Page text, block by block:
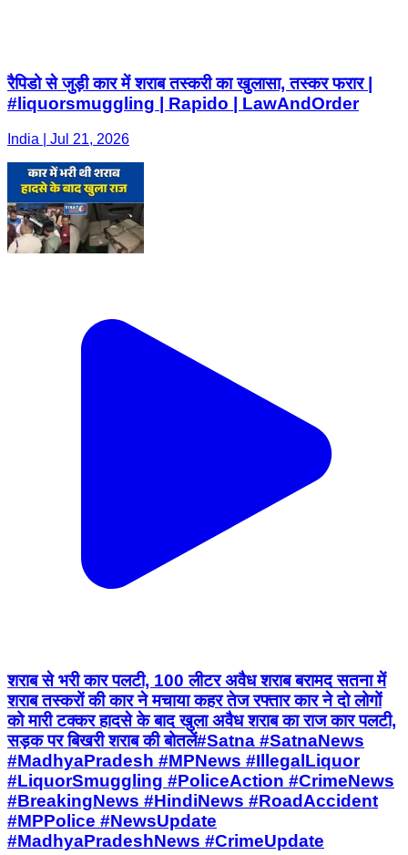
रैपिडो से जुड़ी कार में शराब तस्करी का खुलासा, तस्कर फरार |
#liquorsmuggling | Rapido | LawAndOrder
India | Jul 21, 2026
शराब से भरी कार पलटी, 100 लीटर अवैध शराब बरामद सतना में
शराब तस्करों की कार ने मचाया कहर तेज रफ्तार कार ने दो लोगों
को मारी टक्कर हादसे के बाद खुला अवैध शराब का राज कार पलटी,
सड़क पर बिखरी शराब की बोतलें#Satna #SatnaNews
#MadhyaPradesh #MPNews #IllegalLiquor
#LiquorSmuggling #PoliceAction #CrimeNews
#BreakingNews #HindiNews #RoadAccident
#MPPolice #NewsUpdate
#MadhyaPradeshNews #CrimeUpdate